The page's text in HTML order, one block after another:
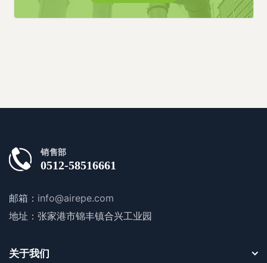
销售部
0512-58516661
邮箱： info@airepe.com
地址：张家港市锦丰镇合兴工业园
关于我们